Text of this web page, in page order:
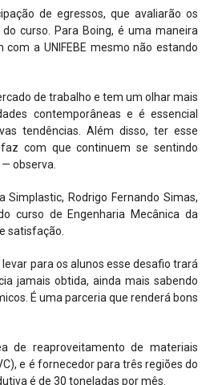
de egressos, que avaliarão os
curso. Para Boing, é uma maneira
a UNIFEBE mesmo não estando
de trabalho e tem um olhar mais
contemporâneas e é essencial
tendências. Além disso, ter esse
com que continuem se sentindo
observa.
Rodrigo Fernando Simas,
curso de Engenharia Mecânica da
satisfação.
para os alunos esse desafio trará
jamais obtida, ainda mais sabendo
É uma parceria que renderá bons
de reaproveitamento de materiais
e é fornecedor para três regiões do
é de 30 toneladas por mês.